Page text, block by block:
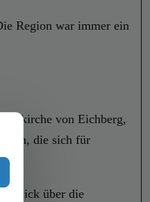
Region war immer ein
von Eichberg,
an, die sich für
Blick über die